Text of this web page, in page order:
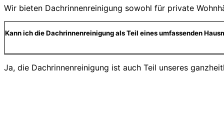
Wir bieten Dachrinnenreinigung sowohl für private
Kann ich die Dachrinnenreinigung als Teil eines umfassenden
Ja, die Dachrinnenreinigung ist auch Teil unseres